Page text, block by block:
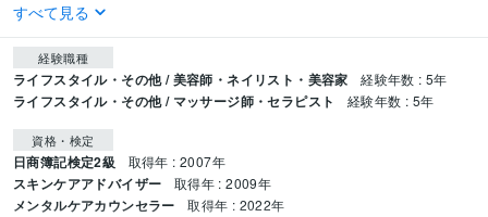
すべて見る
経験職種
ライフスタイル・その他 / 美容師・ネイリスト・美容家 経験年数 : 5年
ライフスタイル・その他 / マッサージ師・セラピスト 経験年数 : 5年
資格・検定
日商簿記検定2級 取得年 : 2007年
スキンケアアドバイザー 取得年 : 2009年
メンタルケアカウンセラー 取得年 : 2022年